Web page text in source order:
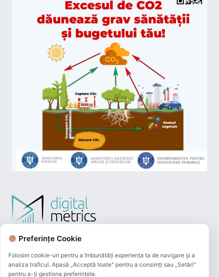
Preferințe Cookie
Folosim cookie-uri pentru a îmbunătăți experiența ta de navigare și a
analiza traficul. Apasă „Acceptă toate" pentru a consimți sau „Setări"
pentru a-ți gestiona preferințele.